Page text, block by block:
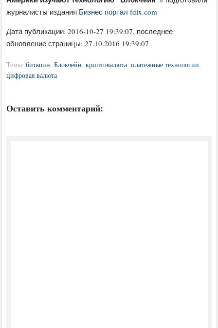
журналисты издания Бизнес портал fdlx.com
Дата публикации:2016-10-27 19:39:07, последнее
обновление страницы: 27.10.2016 19:39:07
Темы:биткоин,Блокчейн,криптовалюта,платежные технологии,
цифровая валюта
Оставить комментарий: